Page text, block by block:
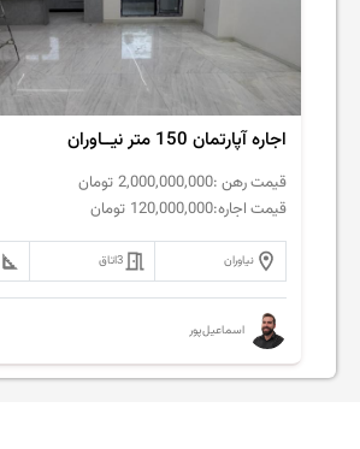
اجاره آپارتمان 150 متر نیــاوران
قیمت رهن :2,000,000,000 تومان
قیمت اجاره:120,000,000 تومان
نیاوران 3اتاق
اسماعیل‌پور